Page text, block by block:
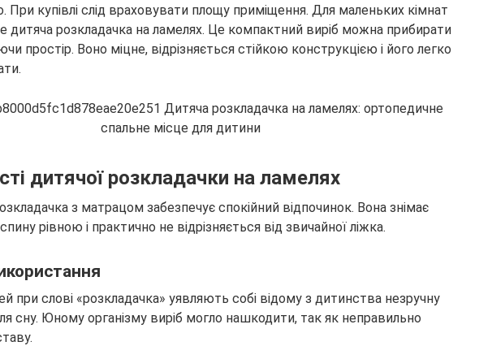
При купівлі слід враховувати площу приміщення. Для маленьких кімнат
дитяча розкладачка на ламелях. Це компактний виріб можна прибирати
простір. Воно міцне, відрізняється стійкою конструкцією і його легко
дитячої розкладачки на ламелях
з матрацом забезпечує спокійний відпочинок. Вона знімає
рівною і практично не відрізняється від звичайної ліжка.
при слові «розкладачка» уявляють собі відому з дитинства незручну
сну. Юному організму виріб могло нашкодити, так як неправильно